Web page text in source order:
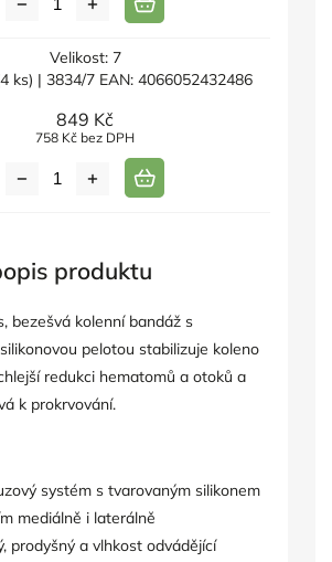
Velikost: 7
ks) | 3834/7 EAN: 4066052432486
849 Kč
758 Kč bez DPH
produktu
bezešvá kolenní bandáž s
pelotou stabilizuje koleno
redukci hematomů a otoků a
k prokrvování.
systém s tvarovaným silikonem
mediálně i laterálně
prodyšný a vlhkost odvádějící